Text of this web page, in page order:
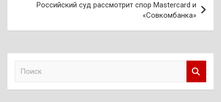
Российский суд рассмотрит спор Mastercard и
«Совкомбанка»